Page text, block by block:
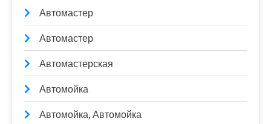
Автомастер
Автомастер
Автомастерская
Автомойка
Автомойка, Автомойка